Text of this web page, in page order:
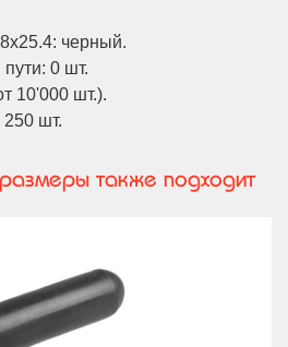
черный.
0 шт.
10'000 шт.).
250 шт.
также подходит